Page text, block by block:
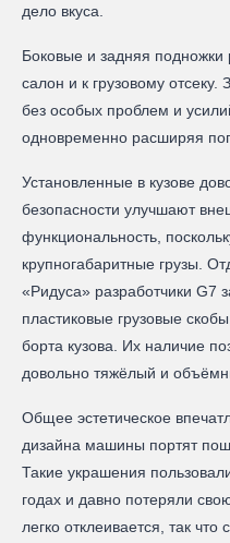
дело вкуса.
Боковые и задняя подножки
салон и к грузовому отсеку.
без особых проблем и
одновременно расширяя
Установленные в кузове
безопасности улучшают
функциональность,
крупногабаритные грузы.
«Ридуса» разработчики G7
пластиковые грузовые
борта кузова. Их наличие
довольно тяжёлый и
Общее эстетическое
дизайна машины портят
Такие украшения
годах и давно потеряли
легко отклеивается, так